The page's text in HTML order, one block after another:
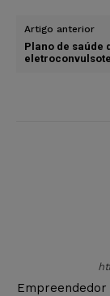
Artigo anterior
Plano de saúde